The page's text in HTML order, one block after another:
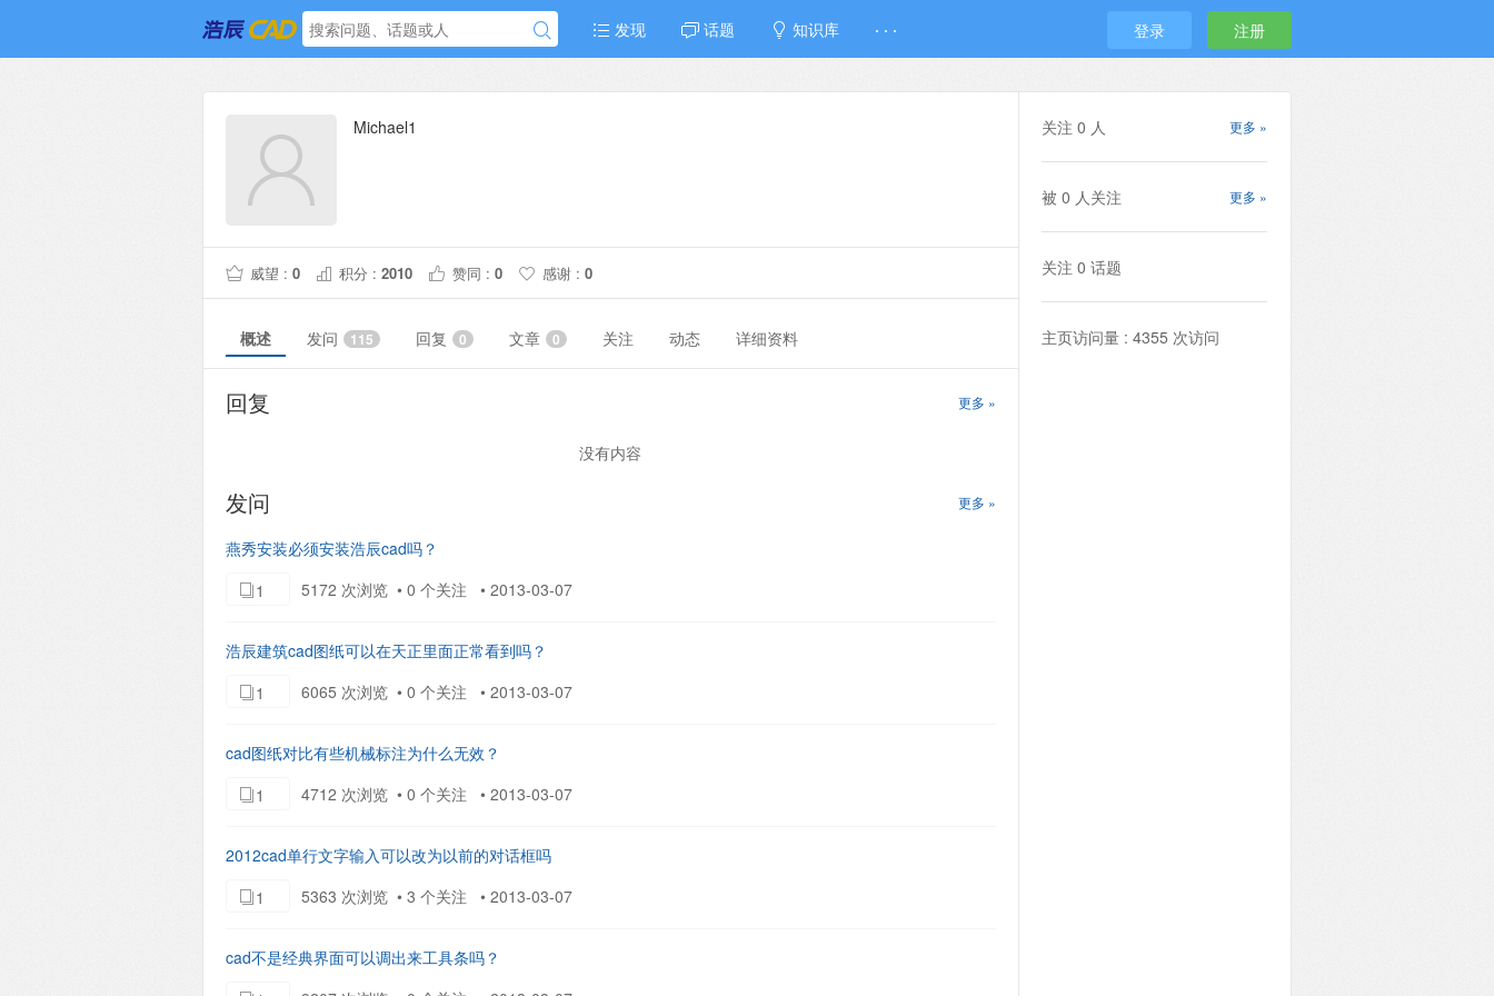
发现 话题 知识库 · · · 登录 注册
Michael1
威望 : 0 积分 : 2010 赞同 : 0 感谢 : 0
概述 发问 115 回复 0 文章 0 关注 动态 详细资料
更多 »
回复
没有内容
更多 »
发问
燕秀安装必须安装浩辰cad吗？
1
5172 次浏览 • 0 个关注 • 2013-03-07
浩辰建筑cad图纸可以在天正里面正常看到吗？
1
6065 次浏览 • 0 个关注 • 2013-03-07
cad图纸对比有些机械标注为什么无效？
1
4712 次浏览 • 0 个关注 • 2013-03-07
2012cad单行文字输入可以改为以前的对话框吗
1
5363 次浏览 • 3 个关注 • 2013-03-07
cad不是经典界面可以调出来工具条吗？
更多 »
关注 0 人
更多 »
被 0 人关注
关注 0 话题
主页访问量 : 4355 次访问